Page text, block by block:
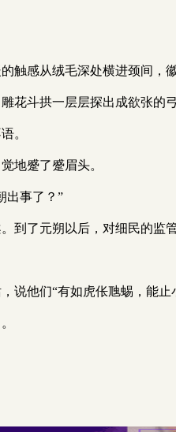
触感从绒毛深处横进颈间，
花斗拱一层层探出成欲张的弓
。
地蹙了蹙眉头。
出事了？”
到了元朔以后，对细民的
说他们“有如虎伥虺蜴，能止